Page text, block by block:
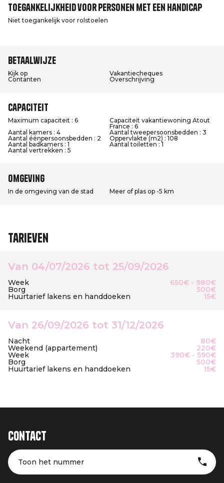
Toegankelijkheid voor personen met een handicap
Niet toegankelijk voor rolstoelen
Betaalwijze
Kijk op
Vakantiecheques
Contanten
Overschrijving
Capaciteit
Maximum capaciteit : 6
Capaciteit vakantiewoning Atout
France : 6
Aantal kamers : 4
Aantal tweepersoonsbedden : 3
Aantal éénpersoonsbedden : 2
Oppervlakte (m2) : 108
Aantal badkamers : 1
Aantal toiletten : 1
Aantal vertrekken : 5
Omgeving
In de omgeving van de stad Meer of plas op -5 km
Tarieven
Van 04/07/2026 tot 25/09/2026
Week 650€ - 980€
Borg 500€
Huurtarief lakens en handdoeken 15€
Van 26/09/2026 tot 31/12/2026
Nacht 80€
Weekend (appartement) 220€
Week 390€ - 590€
Borg 500€
Huurtarief lakens en handdoeken 15€
Contact
Toon het nummer